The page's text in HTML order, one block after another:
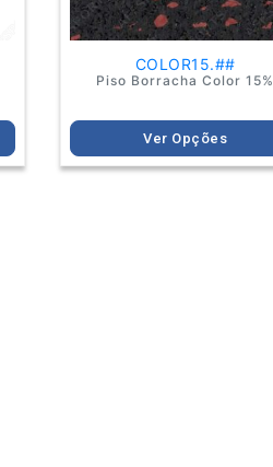
COLOR15.##
Piso Borracha Color 15%
Ver Opções
the
product
page